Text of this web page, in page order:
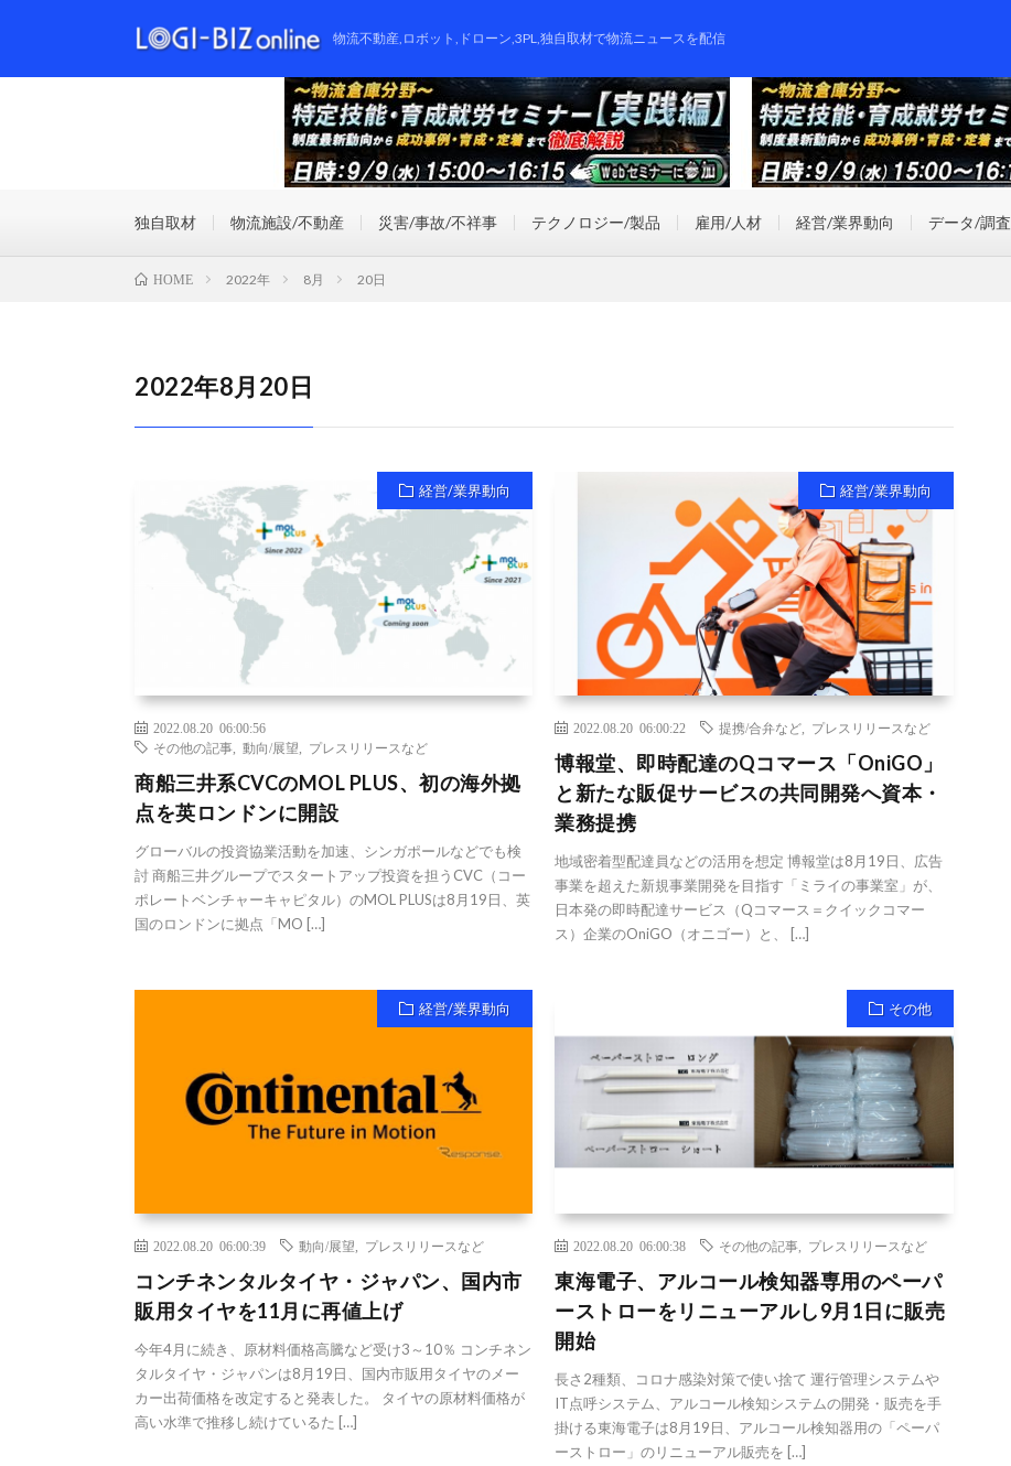
物流不動産,ロボット,ドローン,3PL,独自取材で物流ニュースを配信
独自取材 物流施設/不動産 災害/事故/不祥事 テクノロジー/製品 雇用/人材 経営/業界動向 データ/調査
HOME 2022年 8月 20日
2022年8月20日
経営/業界動向
2022.08.20 06:00:56
その他の記事
動向/展望 プレスリリースなど
商船三井系CVCのMOL PLUS、初の海外拠
点を英ロンドンに開設
グローバルの投資協業活動を加速、シンガポールなどでも検
討 商船三井グループでスタートアップ投資を担うCVC（コー
ポレートベンチャーキャピタル）のMOL PLUSは8月19日、英
国のロンドンに拠点「MO […]
経営/業界動向
2022.08.20 06:00:22 提携/合弁など プレスリリースなど
博報堂、即時配達のQコマース「OniGO」
と新たな販促サービスの共同開発へ資本・
業務提携
地域密着型配達員などの活用を想定 博報堂は8月19日、広告
事業を超えた新規事業開発を目指す「ミライの事業室」が、
日本発の即時配達サービス（Qコマース＝クイックコマー
ス）企業のOniGO（オニゴー）と、 […]
経営/業界動向
2022.08.20 06:00:39 動向/展望 プレスリリースなど
コンチネンタルタイヤ・ジャパン、国内市
販用タイヤを11月に再値上げ
今年4月に続き、原材料価格高騰など受け3～10％ コンチネン
タルタイヤ・ジャパンは8月19日、国内市販用タイヤのメー
カー出荷価格を改定すると発表した。 タイヤの原材料価格が
高い水準で推移し続けているた […]
その他
2022.08.20 06:00:38 その他の記事 プレスリリースなど
東海電子、アルコール検知器専用のペーパ
ーストローをリニューアルし9月1日に販売
開始
長さ2種類、コロナ感染対策で使い捨て 運行管理システムや
IT点呼システム、アルコール検知システムの開発・販売を手
掛ける東海電子は8月19日、アルコール検知器用の「ペーパ
ーストロー」のリニューアル販売を […]